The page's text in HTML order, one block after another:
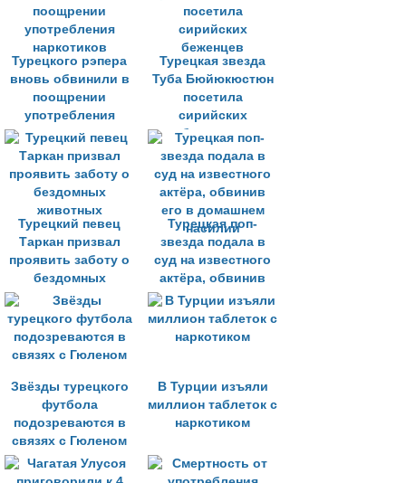
Турецкого рэпера
вновь обвинили в
поощрении
употребления
наркотиков
Турецкая звезда
Туба Бюйюкюстюн
посетила
сирийских
беженцев
Турецкий певец
Таркан призвал
проявить заботу о
бездомных
животных
Турецкая поп-
звезда подала в
суд на известного
актёра, обвинив
его в домашнем
насилии
Звёзды турецкого
футбола
подозреваются в
связях с Гюленом
В Турции изъяли
миллион таблеток с
наркотиком